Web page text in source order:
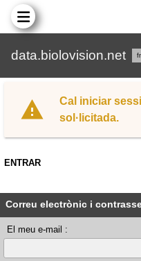
data.biolovision.net fr
Cal iniciar
sol·licitada.
ENTRAR
Correu electrònic i
El meu e-mail :